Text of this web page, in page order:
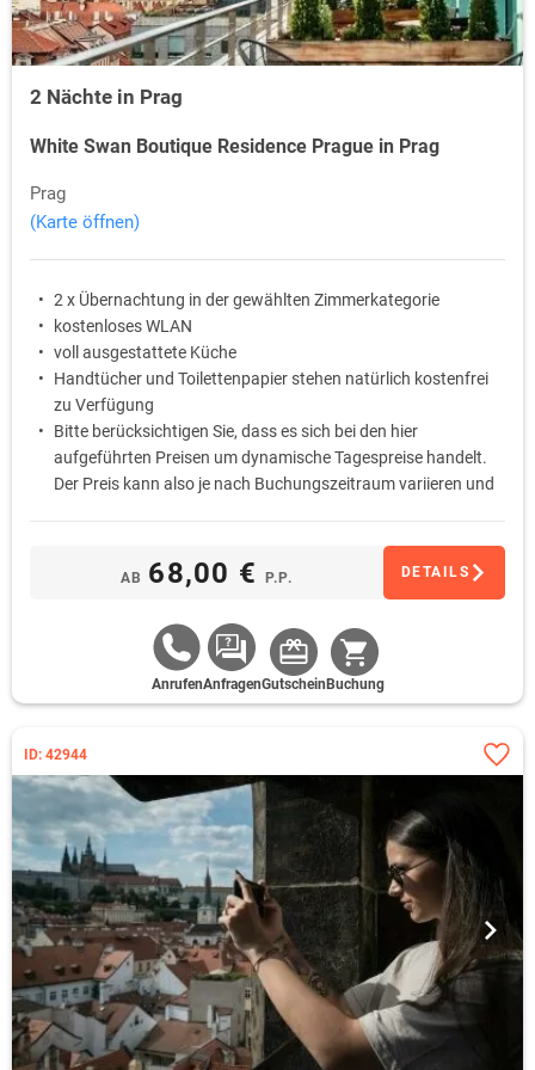
2 Nächte in Prag
White Swan Boutique Residence Prague in Prag
Prag
(Karte öffnen)
2 x Übernachtung in der gewählten Zimmerkategorie
kostenloses WLAN
voll ausgestattete Küche
Handtücher und Toilettenpapier stehen natürlich kostenfrei
zu Verfügung
Bitte berücksichtigen Sie, dass es sich bei den hier
aufgeführten Preisen um dynamische Tagespreise handelt.
Der Preis kann also je nach Buchungszeitraum variieren und
AB 68,00 € P.P. DETAILS
AnrufenAnfragenGutschein Buchung
ID: 42944